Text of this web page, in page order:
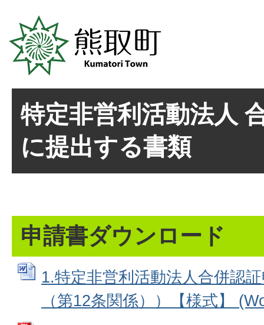
特定非営利活動法人
に提出する書類
申請書ダウンロード
1.特定非営利活動法人合併認
（第12条関係））【様式】